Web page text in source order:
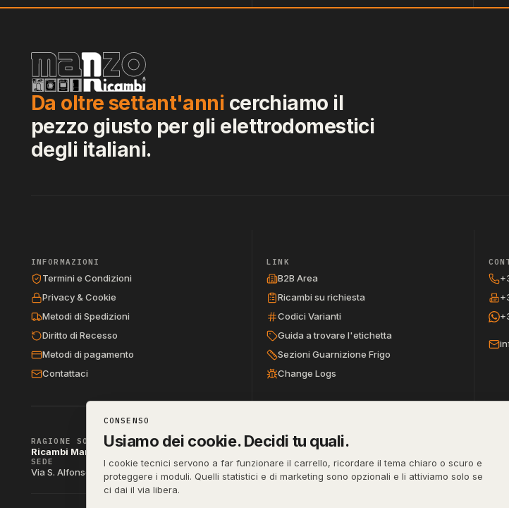
Da oltre settant'anni cerchiamo il
pezzo giusto per gli elettrodomestici
degli italiani.
INFORMAZIONI
Termini e Condizioni
Privacy & Cookie
Metodi di Spedizioni
Diritto di Recesso
Metodi di pagamento
Contattaci
LINK
B2B Area
Ricambi su richiesta
Codici Varianti
Guida a trovare l'etichetta
Sezioni Guarnizione Frigo
Change Logs
RAGIONE SOCIALE
Ricambi Manzo di Manzo dott.ssa Raffaella & C. s.a.s.
SEDE
Via S. Alfonso Maria de Liguori 52, 80141 Napoli (NA)
P. IVA
IT04790290631
REA
NA-395472
PEC
CONSENSO
Usiamo dei cookie. Decidi tu quali.
I cookie tecnici servono a far funzionare il carrello, ricordare il tema chiaro o scuro e
proteggere i moduli. Quelli statistici e di marketing sono opzionali e li attiviamo solo se
ci dai il via libera.